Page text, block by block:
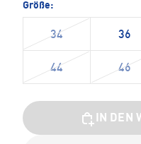
Größe:
34 36
44 46
IN DEN